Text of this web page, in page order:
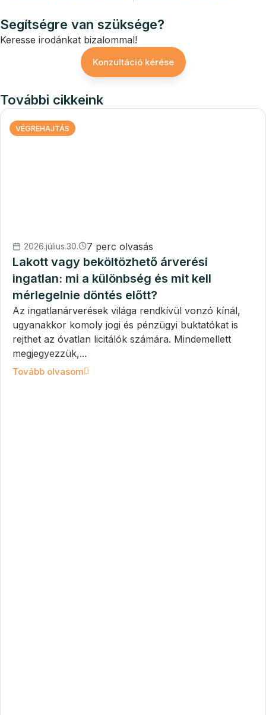
Segítségre van szüksége?
Keresse irodánkat bizalommal!
Konzultáció kérése
További cikkeink
VÉGREHAJTÁS
2026.július.30. 7 perc olvasás
Lakott vagy beköltözhető árverési
ingatlan: mi a különbség és mit kell
mérlegelnie döntés előtt?
Az ingatlanárverések világa rendkívül vonzó kínál,
ugyanakkor komoly jogi és pénzügyi buktatókat is
rejthet az óvatlan licitálók számára. Mindemellett
megjegyezzük,...
Tovább olvasom